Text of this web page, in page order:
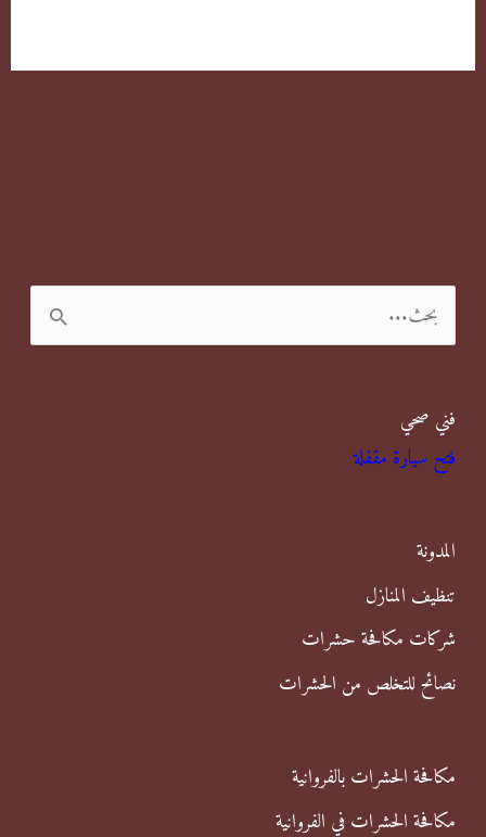
ل
ح
ث
ن
فني صحي
فتح سيارة مقفلة
المدونة
تنظيف المنازل
شركات مكافحة حشرات
نصائح للتخلص من الحشرات
مكافحة الحشرات بالفروانية
مكافحة الحشرات في الفروانية